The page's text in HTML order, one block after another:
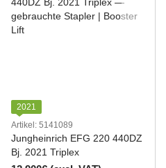
2021
Artikel: 5141089
Jungheinrich EFG 220 440DZ
Bj. 2021 Triplex